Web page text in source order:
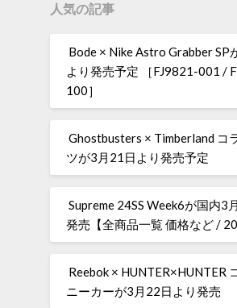
人気の記事
Bode × Nike Astro Grabber SP
より発売予定 ［FJ9821-001 /
100］
Ghostbusters × Timberland コ
ツが3月21日より発売予定
Supreme 24SS Week6が国内3
発売【全商品一覧 価格など /
Reebok × HUNTER×HUNTER
ニーカーが3月22日より発売